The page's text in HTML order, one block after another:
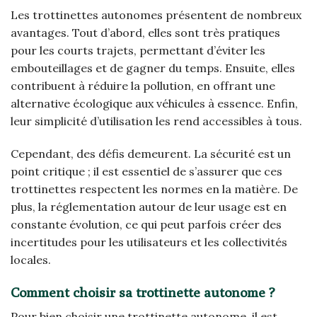
Les trottinettes autonomes présentent de nombreux
avantages. Tout d’abord, elles sont très pratiques
pour les courts trajets, permettant d’éviter les
embouteillages et de gagner du temps. Ensuite, elles
contribuent à réduire la pollution, en offrant une
alternative écologique aux véhicules à essence. Enfin,
leur simplicité d’utilisation les rend accessibles à tous.
Cependant, des défis demeurent. La sécurité est un
point critique ; il est essentiel de s’assurer que ces
trottinettes respectent les normes en la matière. De
plus, la réglementation autour de leur usage est en
constante évolution, ce qui peut parfois créer des
incertitudes pour les utilisateurs et les collectivités
locales.
Comment choisir sa trottinette autonome ?